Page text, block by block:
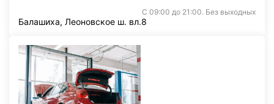
С 09:00 до 21:00. Без выходных
Балашиха, Леоновское ш. вл.8